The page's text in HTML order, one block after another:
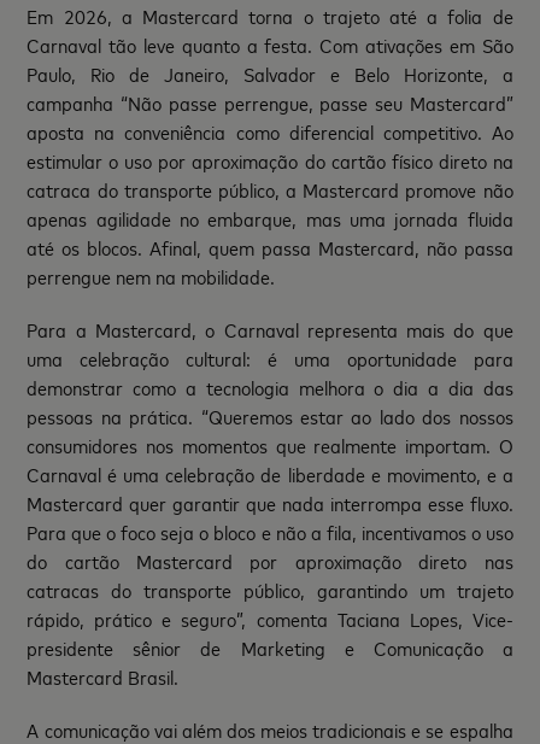
Em 2026, a Mastercard torna o trajeto até a folia de
Carnaval tão leve quanto a festa. Com ativações em São
Paulo, Rio de Janeiro, Salvador e Belo Horizonte, a
campanha “Não passe perrengue, passe seu Mastercard”
aposta na conveniência como diferencial competitivo. Ao
estimular o uso por aproximação do cartão físico direto na
catraca do transporte público, a Mastercard promove não
apenas agilidade no embarque, mas uma jornada fluida
até os blocos. Afinal, quem passa Mastercard, não passa
perrengue nem na mobilidade.
Para a Mastercard, o Carnaval representa mais do que
uma celebração cultural: é uma oportunidade para
demonstrar como a tecnologia melhora o dia a dia das
pessoas na prática. “Queremos estar ao lado dos nossos
consumidores nos momentos que realmente importam. O
Carnaval é uma celebração de liberdade e movimento, e a
Mastercard quer garantir que nada interrompa esse fluxo.
Para que o foco seja o bloco e não a fila, incentivamos o uso
do cartão Mastercard por aproximação direto nas
catracas do transporte público, garantindo um trajeto
rápido, prático e seguro”, comenta Taciana Lopes, Vice-
presidente sênior de Marketing e Comunicação a
Mastercard Brasil.
A comunicação vai além dos meios tradicionais e se espalha